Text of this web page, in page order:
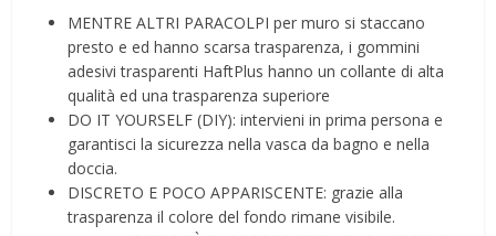
MENTRE ALTRI PARACOLPI per muro si staccano
presto e ed hanno scarsa trasparenza, i gommini
adesivi trasparenti HaftPlus hanno un collante di alta
qualità ed una trasparenza superiore
DO IT YOURSELF (DIY): intervieni in prima persona e
garantisci la sicurezza nella vasca da bagno e nella
doccia.
DISCRETO E POCO APPARISCENTE: grazie alla
trasparenza il colore del fondo rimane visibile.